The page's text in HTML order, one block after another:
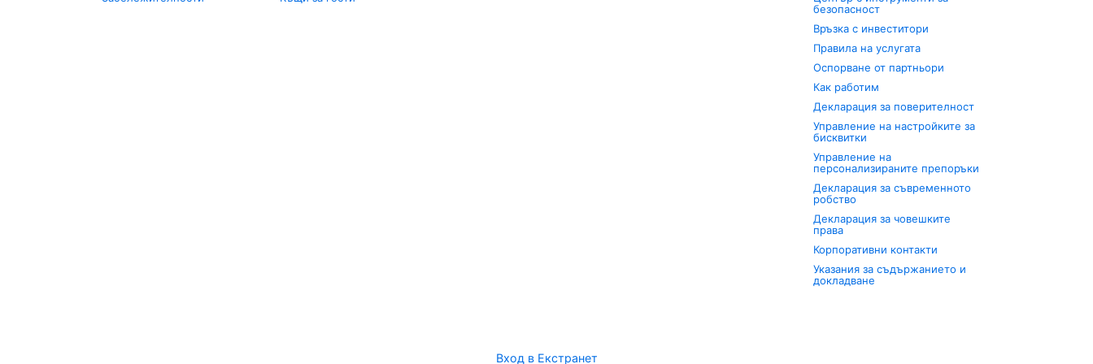
безопасност
Връзка с инвеститори
Правила на услугата
Оспорване от партньори
Как работим
Декларация за поверителност
Управление на настройките за
бисквитки
Управление на
персонализираните препоръки
Декларация за съвременното
робство
Декларация за човешките
права
Корпоративни контакти
Указания за съдържанието и
докладване
Вход в Екстранет